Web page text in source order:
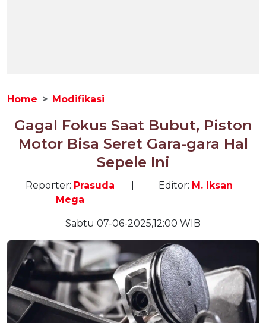
Home Modifikasi
Gagal Fokus Saat Bubut, Piston
Motor Bisa Seret Gara-gara Hal
Sepele Ini
Reporter: Prasuda
Mega
Editor: M. Iksan
Sabtu 07-06-2025,12:00 WIB